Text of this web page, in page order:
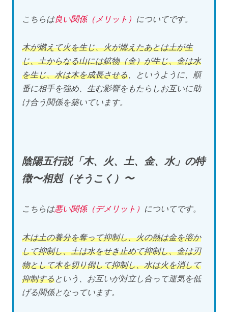
こちらは良い関係（メリット） についてです。
木が燃えて火を生じ、火が燃えたあとは土が生
じ、土からなる山には鉱物（金）が生じ、金は水
を生じ、水は木を成長させる、というように、順
番に相手を強め、生む影響をもたらしお互いに助
け合う関係を築いています。
陰陽五行説「木、火、土、金、水」の特
徴〜相剋（そうこく）〜
こちらは悪い関係（デメリット） についてです。
木は土の養分を奪って抑制し、火の熱は金を溶か
して抑制し、土は水をせき止めて抑制し、金は刃
物として木を切り倒して抑制し、水は火を消して
抑制するという、お互いが対立し合って運気を低
げる関係となっています。